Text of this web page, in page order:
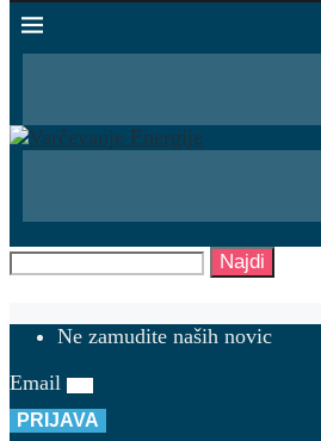
Najdi
Ne zamudite naših novic
Email
PRIJAVA